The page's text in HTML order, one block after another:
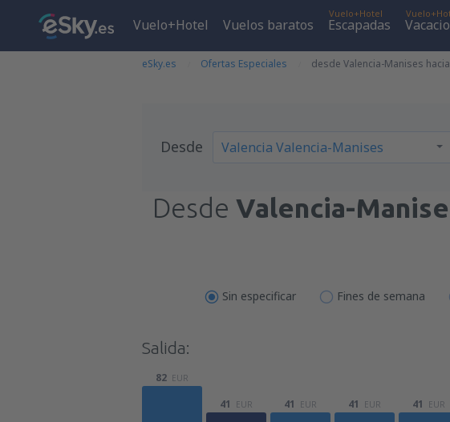
Vuelo+Hotel Vuelos baratos
Vuelo+Hotel
Escapadas
eSky.es Ofertas Especiales desde Valencia-Manises
Desde
Desde Valencia-
Sin especificar
Fines de semana
Salida:
82 EUR
41 EUR 41 EUR 41 EUR 41 EUR